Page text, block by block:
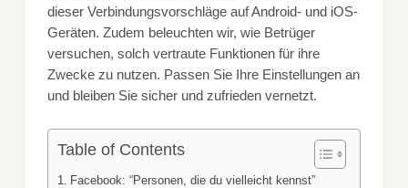
dieser Verbindungsvorschläge auf Android- und iOS-
Geräten. Zudem beleuchten wir, wie Betrüger
versuchen, solch vertraute Funktionen für ihre
Zwecke zu nutzen. Passen Sie Ihre Einstellungen an
und bleiben Sie sicher und zufrieden vernetzt.
Table of Contents
Facebook: “Personen, die du vielleicht kennst”